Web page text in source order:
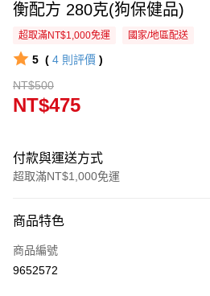
衡配方 280克(狗保健品)
超取滿NT$1,000免運 國家/地區配送
5 ( 4 則評價 )
NT$500
NT$475
付款與運送方式
超取滿NT$1,000免運
信用卡一次付款
信用卡分期付款
商品特色
商品編號
9652572